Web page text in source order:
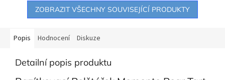
ZOBRAZIT VŠECHNY SOUVISEJÍCÍ PRODUKTY
Popis Hodnocení Diskuze
Detailní popis produktu